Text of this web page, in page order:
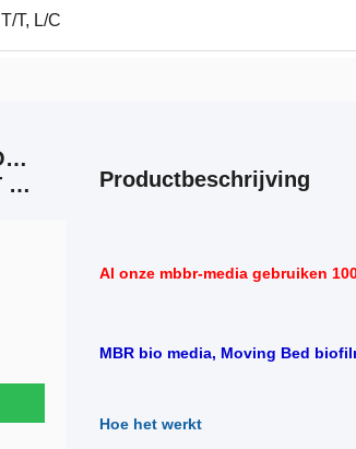
T/T, L/C
GERELATEERDE PRODUCTEN
NEEM CONTACT MET ONS OP.
Productbeschrijving
Al onze mbbr-media gebruiken
MBR bio media, Moving Bed
Hoe het werkt